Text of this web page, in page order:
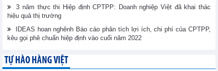
3 năm thực thi Hiệp định CPTPP: Doanh nghiệp Việt đã khai thác
hiệu quả thị trường
IDEAS hoan nghênh Báo cáo phân tích lợi ích, chi phí của CPTPP,
kêu gọi phê chuẩn hiệp định vào cuối năm 2022
TỰ HÀO HÀNG VIỆT